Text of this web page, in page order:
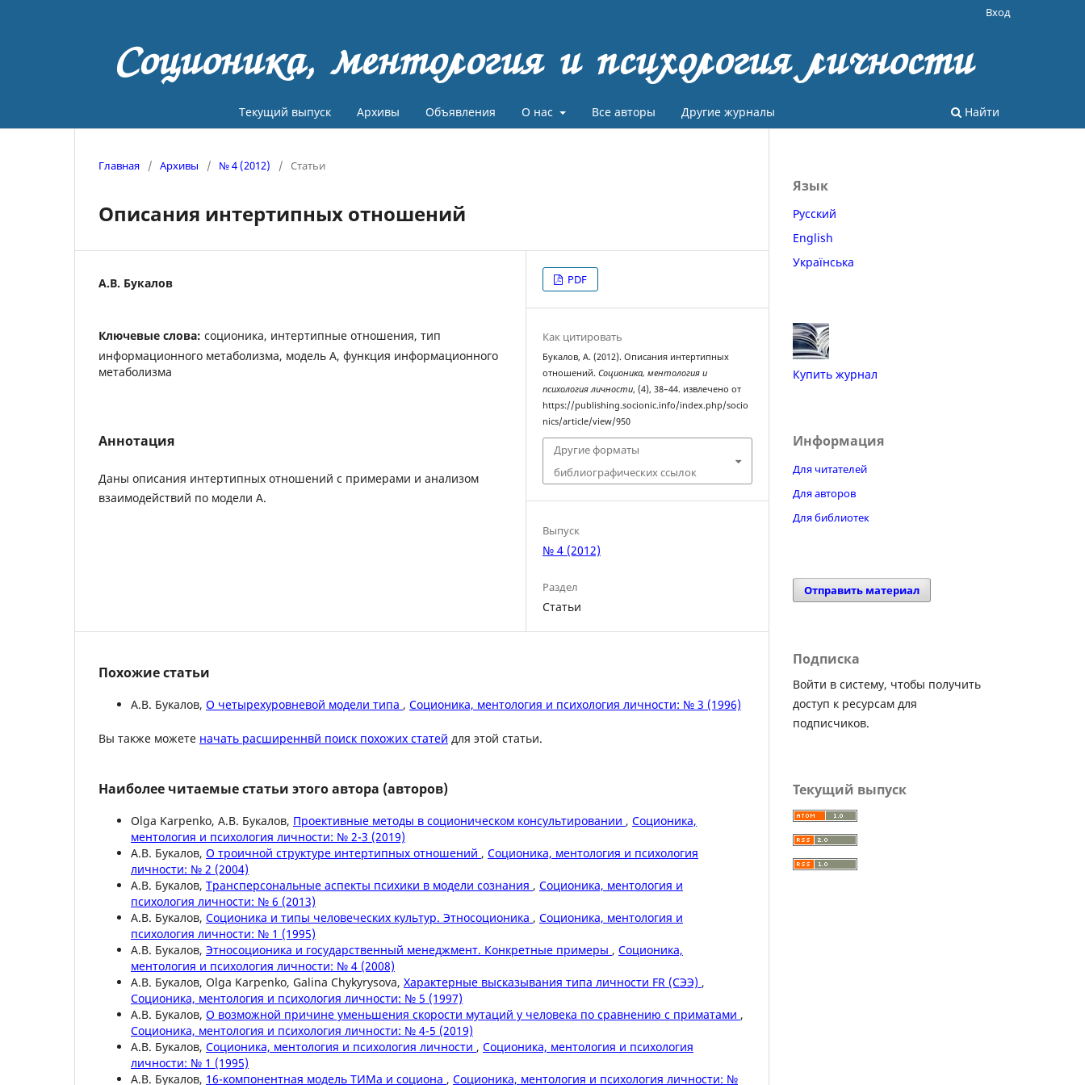
Соционика, ментология и психология личности
Текущий выпуск Архивы Объявления О нас Все авторы Другие журналы Найти
Вход
Главная / Архивы / № 4 (2012) / Статьи
Описания интертипных отношений
А.В. Букалов
Ключевые слова: соционика, интертипные отношения, тип
информационного метаболизма, модель А, функция информационного
метаболизма
Аннотация
Даны описания интертипных отношений с примерами и анализом
взаимодействий по модели А.
PDF
Как цитировать
Букалов, А. (2012). Описания интертипных
отношений.Соционика, ментология и
психология личности, (4), 38–44. извлечено от
https://publishing.socionic.info/index.php/socio
nics/article/view/950
Другие форматы
библиографических ссылок
Выпуск
№ 4 (2012)
Раздел
Статьи
Похожие статьи
А.В. Букалов, О четырехуровневой модели типа , Соционика, ментология и психология личности: № 3 (1996)
Вы также можете начать расширеннвй поиск похожих статей для этой статьи.
Наиболее читаемые статьи этого автора (авторов)
Olga Karpenko, А.В. Букалов, Проективные методы в соционическом консультировании , Соционика,
ментология и психология личности: № 2-3 (2019)
А.В. Букалов, О троичной структуре интертипных отношений , Соционика, ментология и психология
личности: № 2 (2004)
А.В. Букалов, Трансперсональные аспекты психики в модели сознания , Соционика, ментология и
психология личности: № 6 (2013)
А.В. Букалов, Соционика и типы человеческих культур. Этносоционика , Соционика, ментология и
психология личности: № 1 (1995)
А.В. Букалов, Этносоционика и государственный менеджмент. Конкретные примеры , Соционика,
ментология и психология личности: № 4 (2008)
А.В. Букалов, Olga Karpenko, Galina Chykyrysova, Характерные высказывания типа личности FR (СЭЭ) ,
Соционика, ментология и психология личности: № 5 (1997)
А.В. Букалов, О возможной причине уменьшения скорости мутаций у человека по сравнению с приматами ,
Соционика, ментология и психология личности: № 4-5 (2019)
А.В. Букалов, Соционика, ментология и психология личности , Соционика, ментология и психология
личности: № 1 (1995)
А.В. Букалов, 16-компонентная модель ТИМа и социона , Соционика, ментология и психология личности: №
Язык
Русский
English
Українська
Купить журнал
Информация
Для читателей
Для авторов
Для библиотек
Отправить материал
Подписка
Войти в систему, чтобы получить
доступ к ресурсам для
подписчиков.
Текущий выпуск